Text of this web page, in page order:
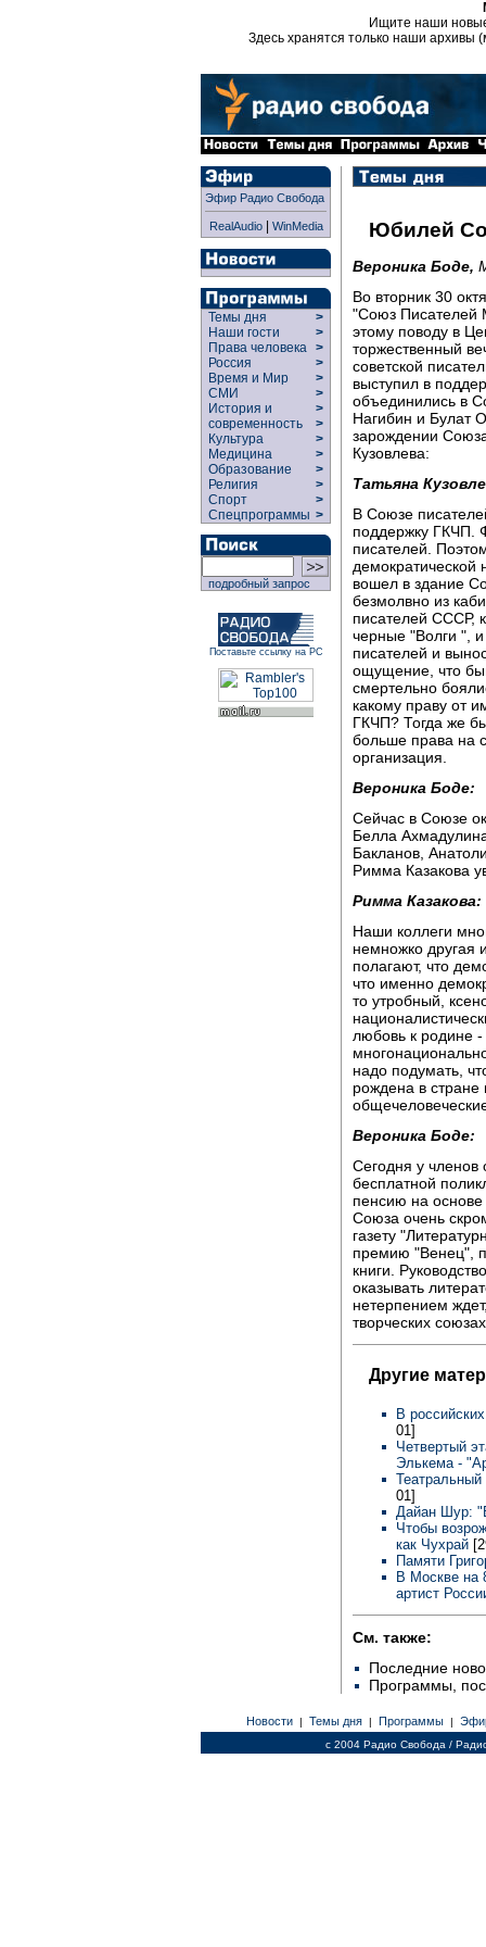
Ищите наши
Здесь хранятся только наши архивы
Эфир Радио Свобода
RealAudio| WinMedia
Темы дня
>
Наши гости
>
Права человека >
Россия
>
Время и Мир
>
СМИ
>
История и
современность
>
>
Культура
>
Медицина
>
Образование
>
Религия
>
Спорт
>
Спецпрограммы >
подробный запрос
Поставьте ссылку на РС
Юбилей
Вероника Боде,
Во вторник 30
"Союз Писателей
этому поводу в
торжественный
советской
выступил в
объединились в
Нагибин и Булат
зарождении
Кузовлева:
Татьяна
В Союзе
поддержку ГКЧП.
писателей.
вошел в здание
безмолвно из
писателей СССР,
черные "Волги ",
писателей и
ощущение, что
смертельно
какому праву от
ГКЧП? Тогда же
больше права на
организация.
Вероника Боде:
Сейчас в Союзе
Белла
Бакланов,
Римма Казакова
Римма Казакова:
Наши коллеги
немножко другая
полагают, что
что именно
то утробный,
любовь к родине
надо подумать,
рождена в
Вероника Боде:
Сегодня у членов
бесплатной
пенсию на
Союза очень
газету
премию "Венец",
книги.
оказывать
нетерпением
творческих
Другие
В
01]
Четвертый
Элькема -
01]
Дайан Шур:
Чтобы
как Чухрай
Памяти
В Москве на
артист
См. также:
Последние
Программы,
Новости | Темы дня | Программы |
c 2004 Радио Свобода /